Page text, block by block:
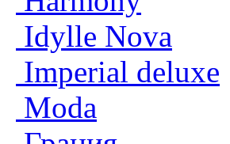
Idylle Nova
Imperial deluxe
Moda